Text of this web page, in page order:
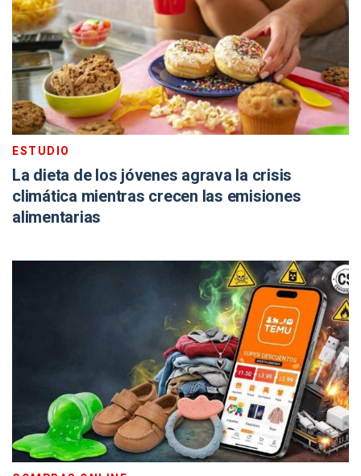
ESTUDIO
La dieta de los jóvenes agrava la crisis
climática mientras crecen las emisiones
alimentarias